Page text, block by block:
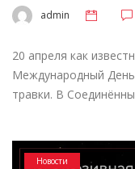
admin
20 апреля как
Международный
травки. В
Новости